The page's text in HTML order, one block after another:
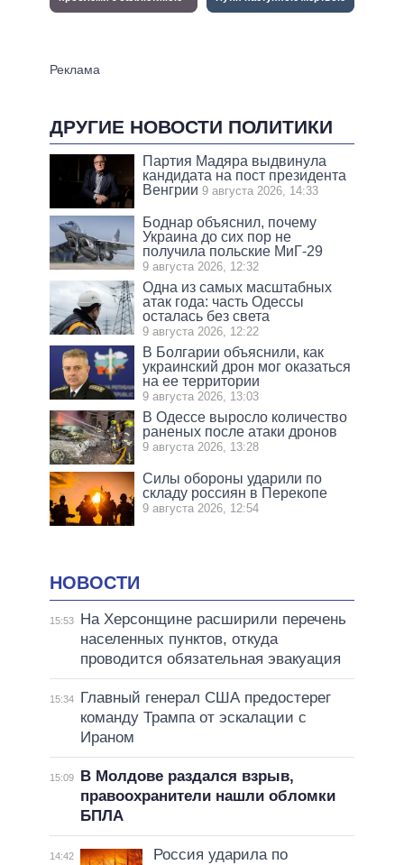
ДРУГИЕ НОВОСТИ ПОЛИТИКИ
Партия Мадяра выдвинула
кандидата на пост президента
Венгрии 9 августа 2026, 14:33
Боднар объяснил, почему
Украина до сих пор не
получила польские МиГ-29
9 августа 2026, 12:32
Одна из самых масштабных
атак года: часть Одессы
осталась без света
9 августа 2026, 12:22
В Болгарии объяснили, как
украинский дрон мог оказаться
на ее территории
9 августа 2026, 13:03
В Одессе выросло количество
раненых после атаки дронов
9 августа 2026, 13:28
Силы обороны ударили по
складу россиян в Перекопе
9 августа 2026, 12:54
НОВОСТИ
15:53
На Херсонщине расширили перечень
населенных пунктов, откуда
проводится обязательная эвакуация
15:34
Главный генерал США предостерег
команду Трампа от эскалации с
Ираном
15:09
В Молдове раздался взрыв,
правоохранители нашли обломки
БПЛА
14:42
Россия ударила по